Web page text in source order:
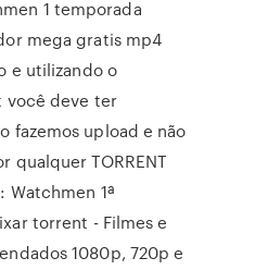
1 temporada
mega gratis mp4
e utilizando o
você deve ter
fazemos upload e não
qualquer TORRENT
Watchmen 1ª
torrent - Filmes e
1080p, 720p e